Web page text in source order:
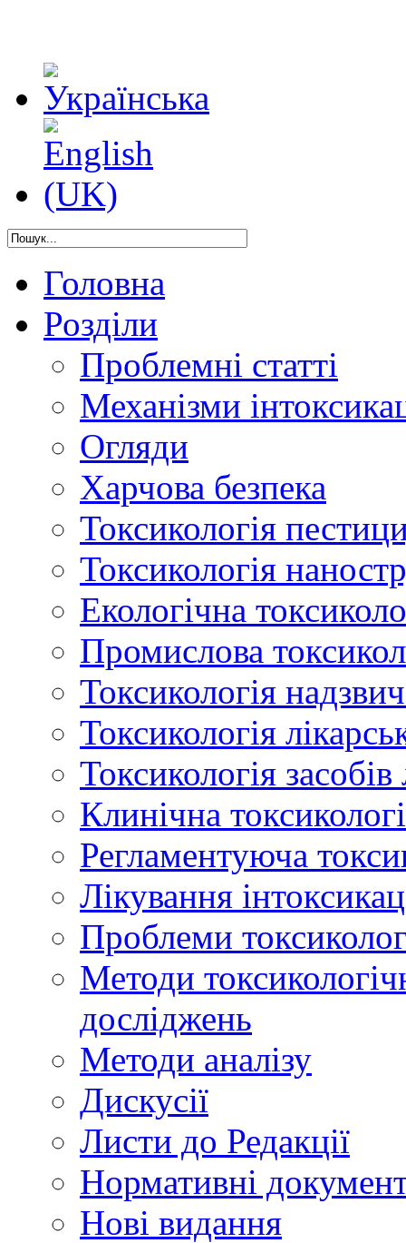
Головна
Розділи
Проблемні статті
Механізми
Огляди
Харчова безпека
Токсикологія
Токсикологія
Екологічна
Промислова
Токсикологія
Токсикологія
Токсикологія
Клинічна
Регламентуюча
Лікування
Проблеми
Методи
досліджень
Методи аналізу
Дискусії
Листи до Редакції
Нормативні
Нові видання